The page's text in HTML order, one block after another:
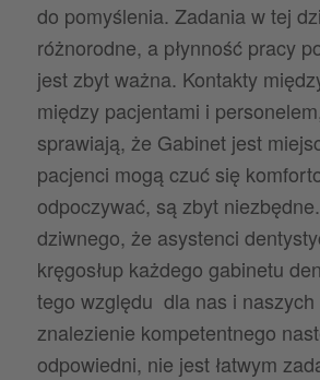
do pomyślenia. Zadania w tej
różnorodne, a płynność pracy
jest zbyt ważna. Kontakty
między pacjentami i
sprawiają, że Gabinet jest
pacjenci mogą czuć się
odpoczywać, są zbyt
dziwnego, że asystenci
kręgosłup każdego gabinetu
tego względu dla nas i naszych
znalezienie kompetentnego
odpowiedni, nie jest łatwym